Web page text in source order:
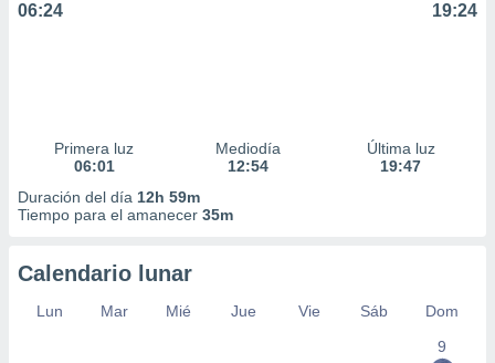
06:24 19:24
Primera luz
06:01
Mediodía
12:54
Última luz
19:47
Duración del día 12h 59m
Tiempo para el amanecer 35m
Calendario lunar
Lun Mar Mié Jue Vie Sáb
Dom
9